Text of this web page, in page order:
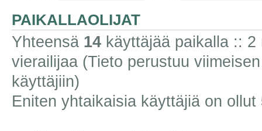
PAIKALLAOLIJAT
Yhteensä 14 käyttäjää paikalla ::
vierailijaa (Tieto perustuu
käyttäjiin)
Eniten yhtaikaisia käyttäjiä on ollut